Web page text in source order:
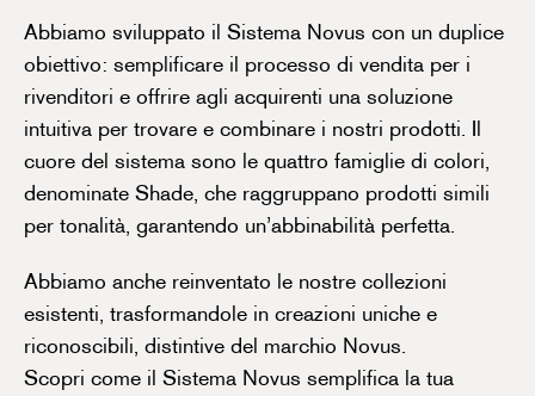
Abbiamo sviluppato il Sistema Novus con un duplice
obiettivo: semplificare il processo di vendita per i
rivenditori e offrire agli acquirenti una soluzione
intuitiva per trovare e combinare i nostri prodotti. Il
cuore del sistema sono le quattro famiglie di colori,
denominate Shade, che raggruppano prodotti simili
per tonalità, garantendo un’abbinabilità perfetta.
Abbiamo anche reinventato le nostre collezioni
esistenti, trasformandole in creazioni uniche e
riconoscibili, distintive del marchio Novus.
Scopri come il Sistema Novus semplifica la tua